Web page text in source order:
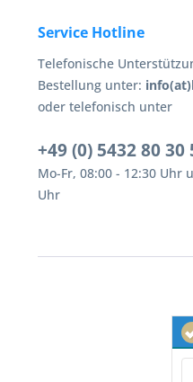
Service Hotline
Telefonische
Bestellung unter:
oder telefonisch unter
+49 (0) 5432 80 30
Mo-Fr, 08:00 - 12:30 Uhr
Uhr